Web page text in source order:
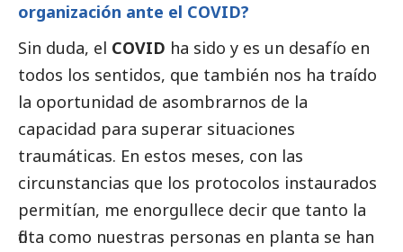
organización ante el COVID?
Sin duda, el COVID ha sido y es un desafío en
todos los sentidos, que también nos ha traído
la oportunidad de asombrarnos de la
capacidad para superar situaciones
traumáticas. En estos meses, con las
circunstancias que los protocolos instaurados
permitían, me enorgullece decir que tanto la
flota como nuestras personas en planta se han